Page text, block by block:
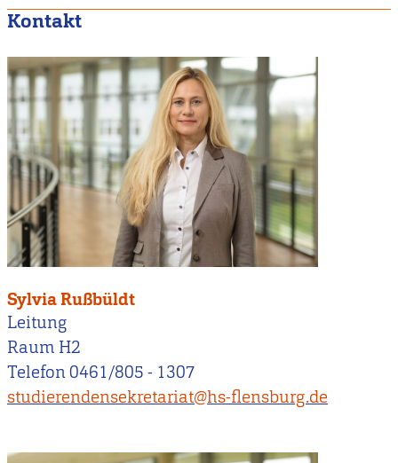
Kontakt
Sylvia Rußbüldt
Leitung
Raum H2
Telefon 0461/805 - 1307
studierendensekretariat@hs-flensburg.de